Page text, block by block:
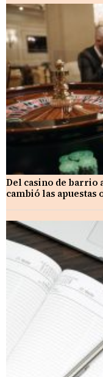
Del casino de barrio
cambió las apuestas